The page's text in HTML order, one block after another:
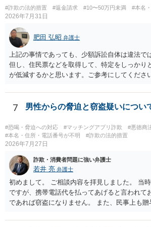
欲しい、住んでいる都道府県と区を教えてと言
言ったやり取りをしていました。 というやりと
（わいせつ行為）の疑いがあります。18歳未満
能です。
#詐欺の法的措置 #返金請求 #10〜50万円未満 #本名
2026年7月31日
肥田 弘昭 弁護士
上記の事情であっても、少額訴訟自体は違法で
但し、住民票などを取得して、特定をしっかり
が低減するかと思います。ご参考にしてくださ
7 男性からの脅迫と窃盗疑いについ
#恐喝・脅迫への対応 #マッチングアプリ詐欺 #悪徳商
#本名・住所・電話番号が不明
#詐欺の法的措置
2026年7月27日
詐欺・消費者問題に強い弁護士
若井 亮 弁護士
初めまして。 ご相談内容を拝見しました。 当
ですが、携帯電話代を払ってあげると言われて
であれば窃盗になりません。 また、民事上も
ず、可能であればブロックをするようにしてく